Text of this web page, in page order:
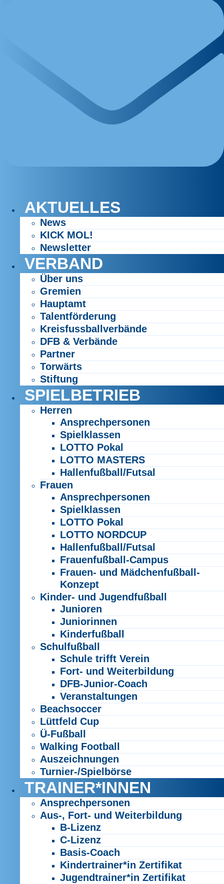
AKTUELLES
News
KICK MOL!
Newsletter
VERBAND
Über uns
Gremien
Hauptamt
Talentförderung
Kreisfussballverbände
DFB & Verbände
Partner
Torwärts
Stiftung
SPIELBETRIEB
Herren
Ansprechpersonen
Spielklassen
LOTTO Pokal
LOTTO MASTERS
Hallenfußball/Futsal
Frauen
Ansprechpersonen
Spielklassen
LOTTO Pokal
LOTTO NORDCUP
Hallenfußball/Futsal
Frauenfußball-Campus
Frauen- und Mädchenfußball-
Konzept
Kinder- und Jugendfußball
Junioren
Juniorinnen
Kinderfußball
Schulfußball
Schule trifft Verein
Fort- und Weiterbildung
DFB-Junior-Coach
Veranstaltungen
Beachsoccer
Lüttfeld Cup
Ü-Fußball
Walking Football
Auszeichnungen
Turnier-/Spielbörse
TRAINER*INNEN
Ansprechpersonen
Aus-, Fort- und Weiterbildung
B-Lizenz
C-Lizenz
Basis-Coach
Kindertrainer*in Zertifikat
Jugendtrainer*in Zertifikat